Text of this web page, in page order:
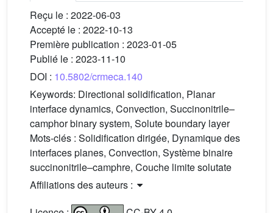
Reçu le : 2022-06-03
Accepté le : 2022-10-13
Première publication : 2023-01-05
Publié le : 2023-11-10
DOI : 10.5802/crmeca.140
Keywords: Directional solidification, Planar
interface dynamics, Convection, Succinonitrile–
camphor binary system, Solute boundary layer
Mots-clés : Solidification dirigée, Dynamique des
interfaces planes, Convection, Système binaire
succinonitrile–camphre, Couche limite solutate
Affiliations des auteurs :